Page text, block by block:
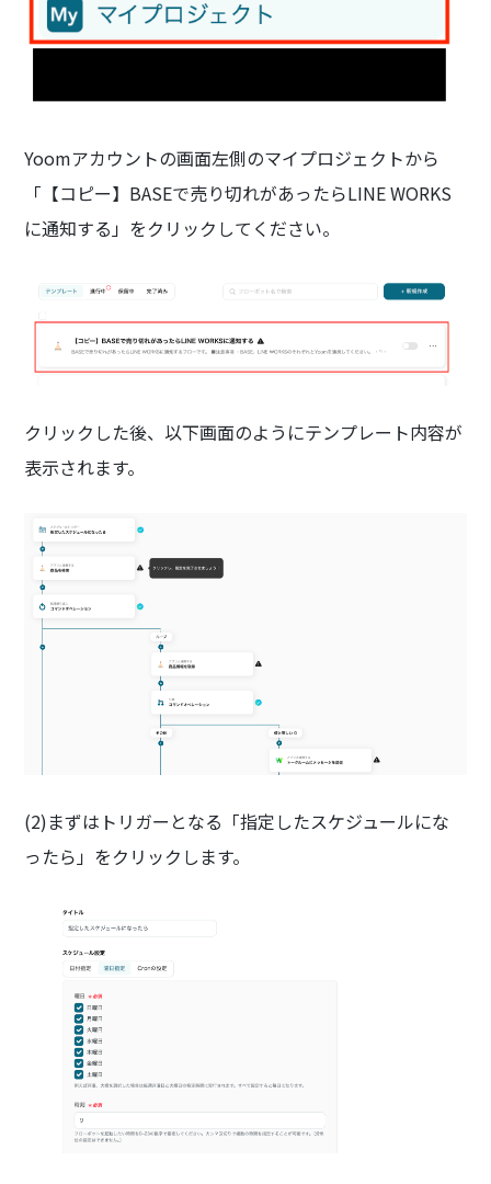
Yoomアカウントの画面左側のマイプロジェクトから
「【コピー】BASEで売り切れがあったらLINE WORKS
に通知する」をクリックしてください。
クリックした後、以下画面のようにテンプレート内容が
表示されます。
(2)まずはトリガーとなる「指定したスケジュールにな
ったら」をクリックします。